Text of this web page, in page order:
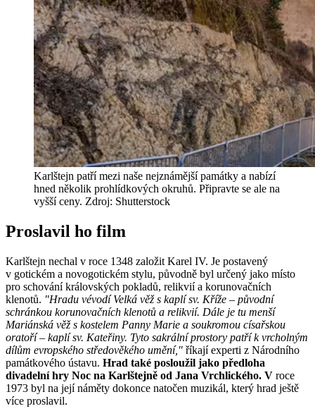
Karlštejn patří mezi naše nejznámější památky a nabízí
hned několik prohlídkových okruhů. Připravte se ale na
vyšší ceny. Zdroj: Shutterstock
Proslavil ho film
Karlštejn nechal v roce 1348 založit Karel IV. Je postavený
v gotickém a novogotickém stylu, původně byl určený jako místo
pro schování královských pokladů, relikvií a korunovačních
klenotů. "Hradu vévodí Velká věž s kaplí sv. Kříže – původní
schránkou korunovačních klenotů a relikvií. Dále je tu menší
Mariánská věž s kostelem Panny Marie a soukromou císařskou
oratoří – kaplí sv. Kateřiny. Tyto sakrální prostory patří k vrcholným
dílům evropského středověkého umění," říkají experti z Národního
památkového ústavu. Hrad také posloužil jako předloha
divadelní hry Noc na Karlštejně od Jana Vrchlického. V roce
1973 byl na její náměty dokonce natočen muzikál, který hrad ještě
více proslavil.